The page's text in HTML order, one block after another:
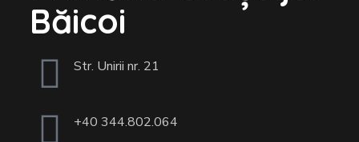
Băicoi
Str. Unirii nr. 21
+40 344.802.064